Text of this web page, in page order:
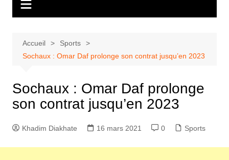
Accueil
Sports
Sochaux : Omar Daf prolonge son contrat jusqu’en 2023
Sochaux : Omar Daf prolonge
son contrat jusqu’en 2023
Khadim Diakhate 16 mars 2021 0 Sports